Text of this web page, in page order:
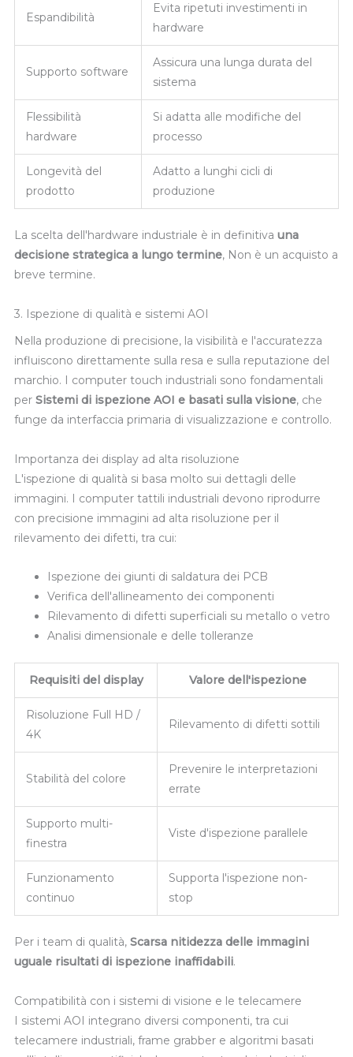
Espandibilità
Evita ripetuti investimenti in
hardware
Supporto software
Assicura una lunga durata del
sistema
Flessibilità
hardware
Si adatta alle modifiche del
processo
Longevità del
prodotto
Adatto a lunghi cicli di
produzione
La scelta dell'hardware industriale è in definitiva una
decisione strategica a lungo termine, Non è un acquisto a
breve termine.
3. Ispezione di qualità e sistemi AOI
Nella produzione di precisione, la visibilità e l'accuratezza
influiscono direttamente sulla resa e sulla reputazione del
marchio. I computer touch industriali sono fondamentali
per Sistemi di ispezione AOI e basati sulla visione, che
funge da interfaccia primaria di visualizzazione e controllo.
Importanza dei display ad alta risoluzione
L'ispezione di qualità si basa molto sui dettagli delle
immagini. I computer tattili industriali devono riprodurre
con precisione immagini ad alta risoluzione per il
rilevamento dei difetti, tra cui:
Ispezione dei giunti di saldatura dei PCB
Verifica dell'allineamento dei componenti
Rilevamento di difetti superficiali su metallo o vetro
Analisi dimensionale e delle tolleranze
Requisiti del display Valore dell'ispezione
Risoluzione Full HD /
4K
Rilevamento di difetti sottili
Stabilità del colore
Prevenire le interpretazioni
errate
Supporto multi-
finestra
Viste d'ispezione parallele
Funzionamento
continuo
Supporta l'ispezione non-
stop
Per i team di qualità, Scarsa nitidezza delle immagini
uguale risultati di ispezione inaffidabili.
Compatibilità con i sistemi di visione e le telecamere
I sistemi AOI integrano diversi componenti, tra cui
telecamere industriali, frame grabber e algoritmi basati